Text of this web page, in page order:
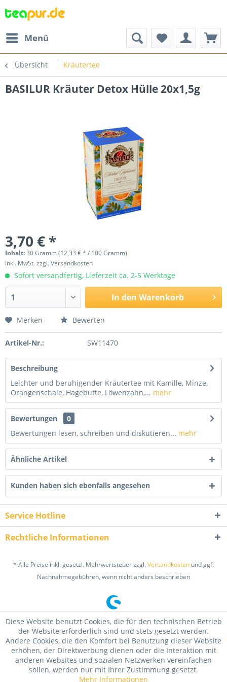
Menü
Übersicht Kräutertee
BASILUR Kräuter Detox Hülle 20x1,5g
3,70 € *
Inhalt:30 Gramm (12,33 € * / 100 Gramm)
inkl. MwSt.zzgl. Versandkosten
Sofort versandfertig, Lieferzeit ca. 2-5 Werktage
In den Warenkorb
Merken Bewerten
Artikel-Nr.: SW11470
Beschreibung
Leichter und beruhigender Kräutertee mit Kamille, Minze,
Orangenschale, Hagebutte, Löwenzahn,... mehr
Bewertungen
0
Bewertungen lesen, schreiben und diskutieren... mehr
Ähnliche Artikel
Kunden haben sich ebenfalls angesehen
Service Hotline
Rechtliche Informationen
* Alle Preise inkl. gesetzl. Mehrwertsteuer zzgl.Versandkosten und ggf.
Nachnahmegebühren, wenn nicht anders beschrieben
Diese Website benutzt Cookies, die für den technischen Betrieb
der Website erforderlich sind und stets gesetzt werden.
Andere Cookies, die den Komfort bei Benutzung dieser Website
erhöhen, der Direktwerbung dienen oder die Interaktion mit
anderen Websites und sozialen Netzwerken vereinfachen
sollen, werden nur mit Ihrer Zustimmung gesetzt.
Mehr Informationen